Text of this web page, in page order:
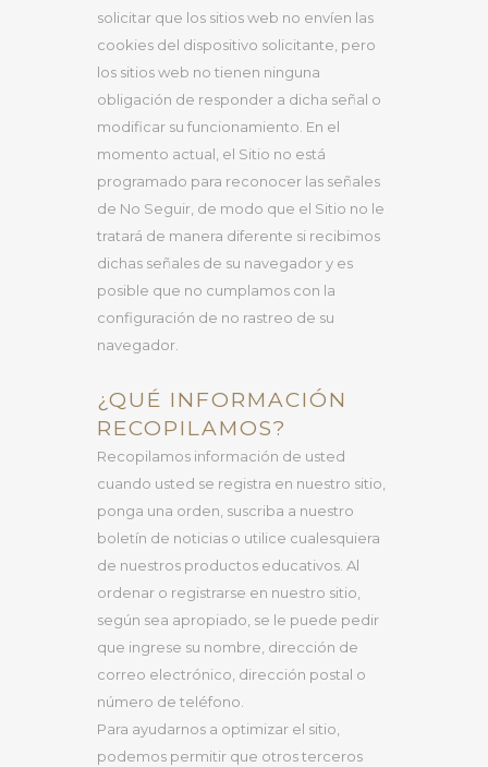
solicitar que los sitios web no envíen las
cookies del dispositivo solicitante, pero
los sitios web no tienen ninguna
obligación de responder a dicha señal o
modificar su funcionamiento. En el
momento actual, el Sitio no está
programado para reconocer las señales
de No Seguir, de modo que el Sitio no le
tratará de manera diferente si recibimos
dichas señales de su navegador y es
posible que no cumplamos con la
configuración de no rastreo de su
navegador.
¿QUÉ INFORMACIÓN
RECOPILAMOS?
Recopilamos información de usted
cuando usted se registra en nuestro sitio,
ponga una orden, suscriba a nuestro
boletín de noticias o utilice cualesquiera
de nuestros productos educativos. Al
ordenar o registrarse en nuestro sitio,
según sea apropiado, se le puede pedir
que ingrese su nombre, dirección de
correo electrónico, dirección postal o
número de teléfono.
Para ayudarnos a optimizar el sitio,
podemos permitir que otros terceros